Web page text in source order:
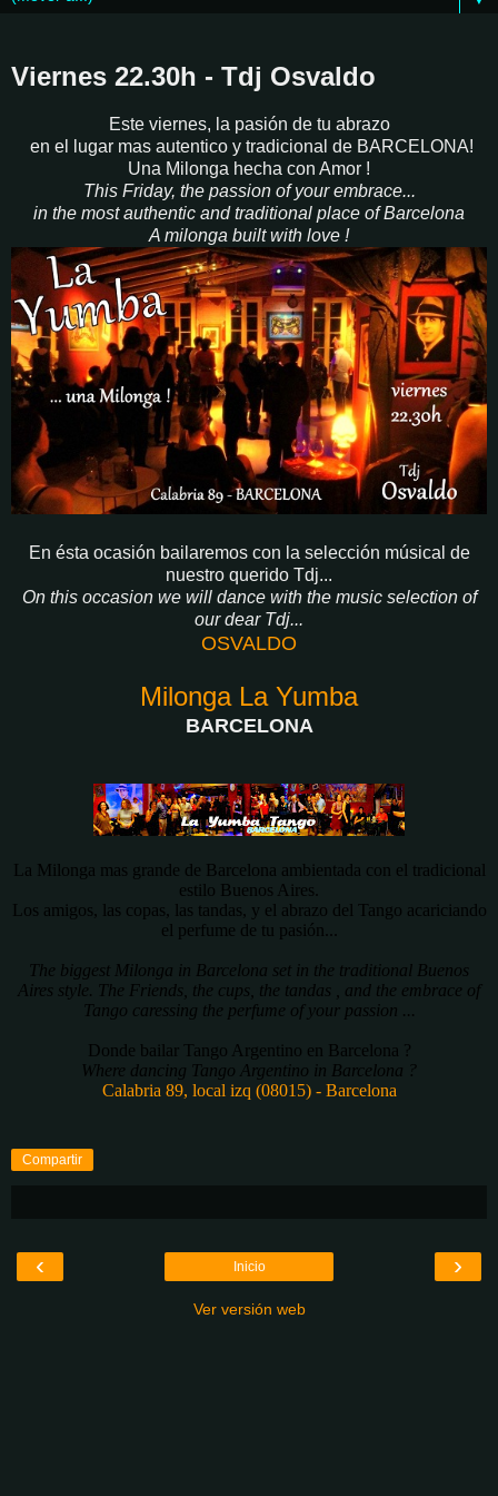
Viernes 22.30h - Tdj Osvaldo
Este viernes, la pasión de tu abrazo
en el lugar mas autentico y tradicional de BARCELONA!
Una Milonga hecha con Amor !
This Friday, the passion of your embrace...
in the most authentic and traditional place of Barcelona
A milonga built with love !
En ésta ocasión bailaremos con la selección músical de
nuestro querido Tdj...
On this occasion we will dance with the music selection of
our dear Tdj...
OSVALDO
Milonga La Yumba
BARCELONA
La Milonga mas grande de Barcelona ambientada con el tradicional
estilo Buenos Aires.
Los amigos, las copas, las tandas, y el abrazo del Tango acariciando
el perfume de tu pasión...
The biggest Milonga in Barcelona set in the traditional Buenos
Aires style. The Friends, the cups, the tandas , and the embrace of
Tango caressing the perfume of your passion ...
Donde bailar Tango Argentino en Barcelona ?
Where dancing Tango Argentino in Barcelona ?
Calabria 89, local izq (08015) - Barcelona
Compartir
‹ ›
Inicio
Ver versión web